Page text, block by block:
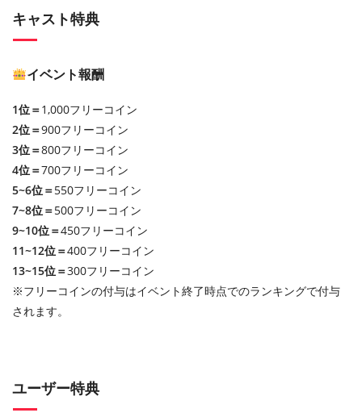
キャスト特典
イベント報酬
1位＝1,000フリーコイン
2位＝900フリーコイン
3位＝800フリーコイン
4位＝700フリーコイン
5~6位＝550フリーコイン
7~8位＝500フリーコイン
9~10位＝450フリーコイン
11~12位＝400フリーコイン
13~15位＝300フリーコイン
※フリーコインの付与はイベント終了時点でのランキングで付与
されます。
ユーザー特典